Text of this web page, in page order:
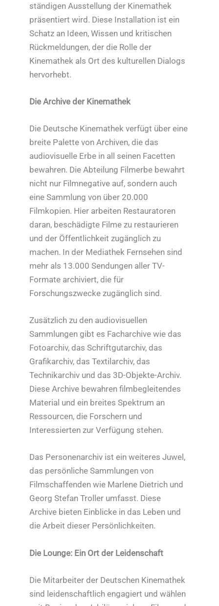
ständigen Ausstellung der Kinemathek
präsentiert wird. Diese Installation ist ein
Schatz an Ideen, Wissen und kritischen
Rückmeldungen, der die Rolle der
Kinemathek als Ort des kulturellen Dialogs
hervorhebt.
Die Archive der Kinemathek
Die Deutsche Kinemathek verfügt über eine
breite Palette von Archiven, die das
audiovisuelle Erbe in all seinen Facetten
bewahren. Die Abteilung Filmerbe bewahrt
nicht nur Filmnegative auf, sondern auch
eine Sammlung von über 20.000
Filmkopien. Hier arbeiten Restauratoren
daran, beschädigte Filme zu restaurieren
und der Öffentlichkeit zugänglich zu
machen. In der Mediathek Fernsehen sind
mehr als 13.000 Sendungen aller TV-
Formate archiviert, die für
Forschungszwecke zugänglich sind.
Zusätzlich zu den audiovisuellen
Sammlungen gibt es Facharchive wie das
Fotoarchiv, das Schriftgutarchiv, das
Grafikarchiv, das Textilarchiv, das
Technikarchiv und das 3D-Objekte-Archiv.
Diese Archive bewahren filmbegleitendes
Material und ein breites Spektrum an
Ressourcen, die Forschern und
Interessierten zur Verfügung stehen.
Das Personenarchiv ist ein weiteres Juwel,
das persönliche Sammlungen von
Filmschaffenden wie Marlene Dietrich und
Georg Stefan Troller umfasst. Diese
Archive bieten Einblicke in das Leben und
die Arbeit dieser Persönlichkeiten.
Die Lounge: Ein Ort der Leidenschaft
Die Mitarbeiter der Deutschen Kinemathek
sind leidenschaftlich engagiert und wählen